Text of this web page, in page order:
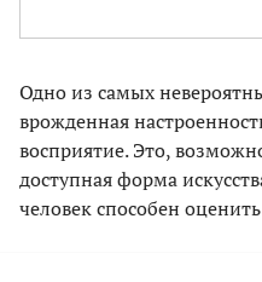
Одно из самых
врожденная
восприятие. Это,
доступная форма
человек способен